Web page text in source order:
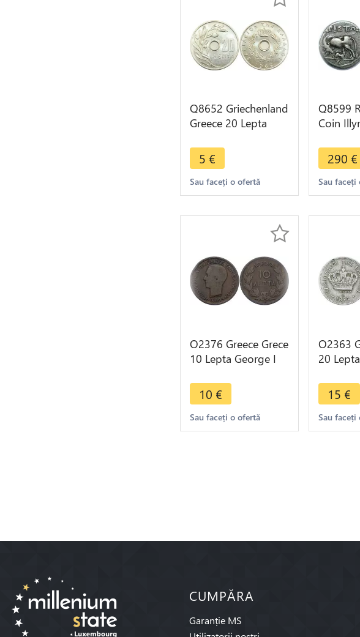
Q8652 Griechenland
Greece 20 Lepta
UNC ->Make offer
5 €
Sau faceți o ofertă
Q8599
Coin
Cow
Silver -
290 €
Sau faceți
O2376 Greece Grece
10 Lepta George I
->Make offer
10 €
Sau faceți o ofertă
O2363
20
15 €
Sau faceți
CUMPĂRA
Garanție MS